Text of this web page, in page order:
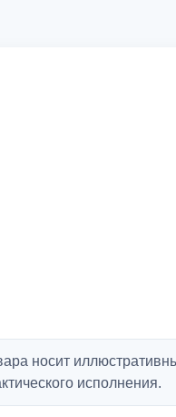
носит
исполнения.